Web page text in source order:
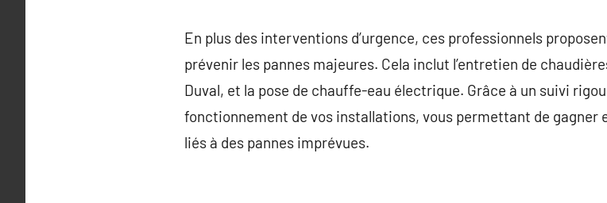
En plus des interventions d’urgence, ces professionnels
prévenir les pannes majeures. Cela inclut l’entretien de
Duval, et la pose de chauffe-eau électrique. Grâce à un suivi
fonctionnement de vos installations, vous permettant de gagner
liés à des pannes imprévues.